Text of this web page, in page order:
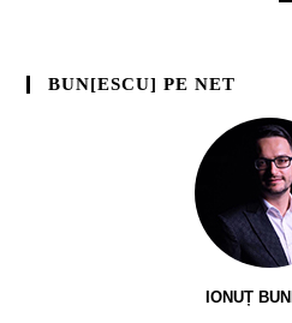
BUN[ESCU] PE NET
IONUȚ